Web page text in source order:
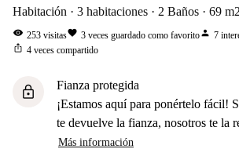
Habitación 3 habitaciones 2 Baños 69 m2
visibility 253 visitasfavorite 3 veces guardado como favoritoperson 7
ios_share 4 veces compartido
lock
Fianza protegida
¡Estamos aquí para ponértelo fácil!
te devuelve la fianza, nosotros te la
Más información